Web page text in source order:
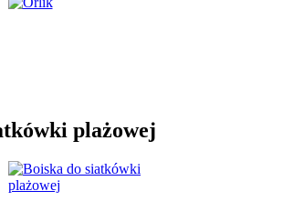
plażowej